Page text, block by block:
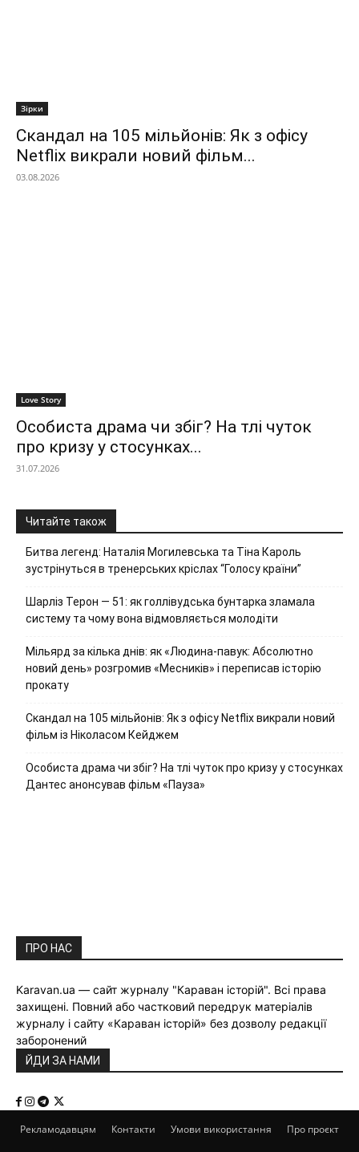
Зірки
Скандал на 105 мільйонів: Як з офісу
Netflix викрали новий фільм...
03.08.2026
Love Story
Особиста драма чи збіг? На тлі чуток
про кризу у стосунках...
31.07.2026
Читайте також
Битва легенд: Наталія Могилевська та Тіна Кароль
зустрінуться в тренерських кріслах “Голосу країни”
Шарліз Терон — 51: як голлівудська бунтарка зламала
систему та чому вона відмовляється молодіти
Мільярд за кілька днів: як «Людина-павук: Абсолютно
новий день» розгромив «Месників» і переписав історію
прокату
Скандал на 105 мільйонів: Як з офісу Netflix викрали новий
фільм із Ніколасом Кейджем
Особиста драма чи збіг? На тлі чуток про кризу у стосунках
Дантес анонсував фільм «Пауза»
ПРО НАС
Karavan.ua — сайт журналу "Караван історій". Всі права
захищені. Повний або частковий передрук матеріалів
журналу і сайту «Караван історій» без дозволу редакції
заборонений
ЙДИ ЗА НАМИ
Рекламодавцям Контакти Умови використання Про проєкт